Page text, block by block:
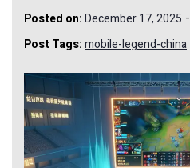
Posted on:December 17, 2025 -
Post Tags:mobile-legend-china